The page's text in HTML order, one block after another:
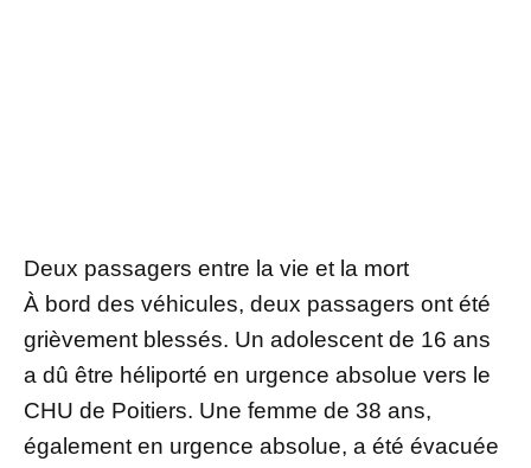
Deux passagers entre la vie et la mort
À bord des véhicules, deux passagers ont été
grièvement blessés. Un adolescent de 16 ans
a dû être héliporté en urgence absolue vers le
CHU de Poitiers. Une femme de 38 ans,
également en urgence absolue, a été évacuée